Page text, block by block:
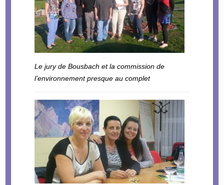
Le jury de Bousbach et la commission de
l’environnement presque au complet